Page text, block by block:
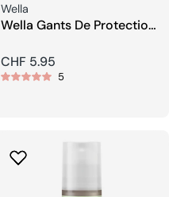
Fournisseur:
Wella
Wella Gants De Protection
Prix
CHF 5.95
5